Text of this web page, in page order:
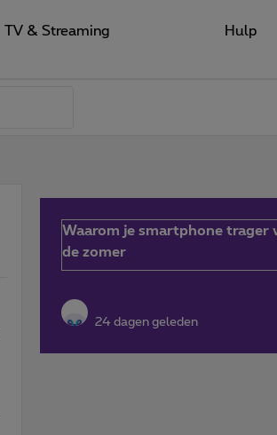
TV & Streaming Hulp
Waarom je smartphone trager
de zomer
24 dagen geleden